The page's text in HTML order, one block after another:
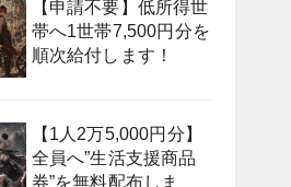
【申請不要】低所得世
帯へ1世帯7,500円分を
順次給付します！
【1人2万5,000円分】
全員へ”生活支援商品
券”を無料配布しま